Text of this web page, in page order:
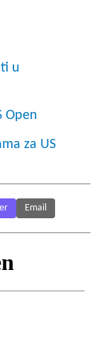
u
Open
za US
Email